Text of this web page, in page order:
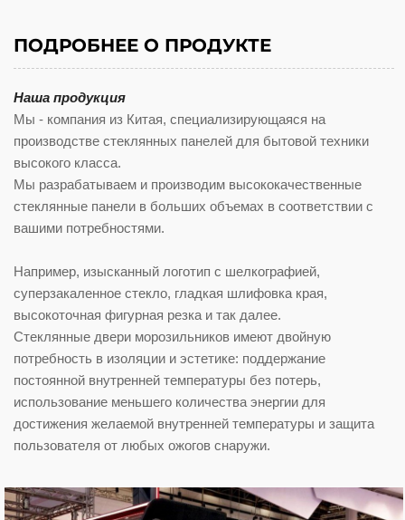
ПОДРОБНЕЕ О ПРОДУКТЕ
Наша продукция
Мы - компания из Китая, специализирующаяся на
производстве стеклянных панелей для бытовой техники
высокого класса.
Мы разрабатываем и производим высококачественные
стеклянные панели в больших объемах в соответствии с
вашими потребностями.
Например, изысканный логотип с шелкографией,
суперзакаленное стекло, гладкая шлифовка края,
высокоточная фигурная резка и так далее.
Стеклянные двери морозильников имеют двойную
потребность в изоляции и эстетике: поддержание
постоянной внутренней температуры без потерь,
использование меньшего количества энергии для
достижения желаемой внутренней температуры и защита
пользователя от любых ожогов снаружи.